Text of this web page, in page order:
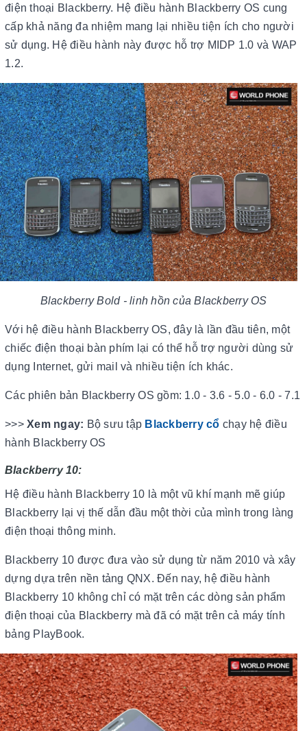
điện thoại Blackberry. Hệ điều hành Blackberry OS cung
cấp khả năng đa nhiệm mang lại nhiều tiện ích cho người
sử dụng. Hệ điều hành này được hỗ trợ MIDP 1.0 và WAP
1.2.
Blackberry Bold - linh hồn của Blackberry OS
Với hệ điều hành Blackberry OS, đây là lần đầu tiên, một
chiếc điện thoại bàn phím lại có thể hỗ trợ người dùng sử
dụng Internet, gửi mail và nhiều tiện ích khác.
Các phiên bản Blackberry OS gồm: 1.0 - 3.6 - 5.0 - 6.0 - 7.1
>>> Xem ngay: Bộ sưu tập Blackberry cổ chạy hệ điều
hành Blackberry OS
Blackberry 10:
Hệ điều hành Blackberry 10 là một vũ khí mạnh mẽ giúp
Blackberry lại vị thế dẫn đầu một thời của mình trong làng
điện thoại thông minh.
Blackberry 10 được đưa vào sử dụng từ năm 2010 và xây
dựng dựa trên nền tảng QNX. Đến nay, hệ điều hành
Blackberry 10 không chỉ có mặt trên các dòng sản phẩm
điện thoại của Blackberry mà đã có mặt trên cả máy tính
bảng PlayBook.